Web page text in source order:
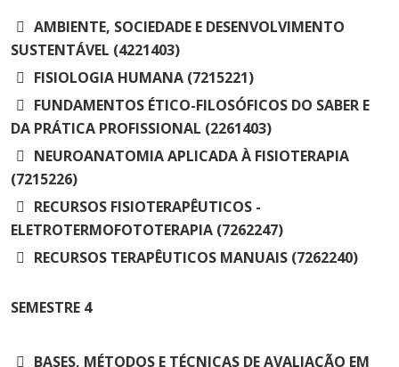
AMBIENTE, SOCIEDADE E DESENVOLVIMENTO
SUSTENTÁVEL (4221403)
FISIOLOGIA HUMANA (7215221)
FUNDAMENTOS ÉTICO-FILOSÓFICOS DO SABER E
DA PRÁTICA PROFISSIONAL (2261403)
NEUROANATOMIA APLICADA À FISIOTERAPIA
(7215226)
RECURSOS FISIOTERAPÊUTICOS -
ELETROTERMOFOTOTERAPIA (7262247)
RECURSOS TERAPÊUTICOS MANUAIS (7262240)
SEMESTRE 4
BASES, MÉTODOS E TÉCNICAS DE AVALIAÇÃO EM